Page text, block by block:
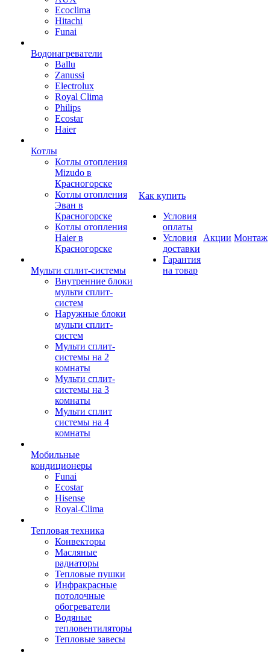
Ecoclima
Hitachi
Funai
Водонагреватели
Ballu
Zanussi
Electrolux
Royal Clima
Philips
Ecostar
Haier
Котлы
Котлы отопления
Mizudo в
Красногорске
Котлы отопления
Эван в
Красногорске
Котлы отопления
Haier в
Красногорске
Мульти сплит-системы
Внутренние блоки
мульти сплит-
систем
Наружные блоки
мульти сплит-
систем
Мульти сплит-
системы на 2
комнаты
Мульти сплит-
системы на 3
комнаты
Мульти сплит
системы на 4
комнаты
Мобильные
кондиционеры
Funai
Ecostar
Hisense
Royal-Clima
Тепловая техника
Конвекторы
Масляные
радиаторы
Тепловые пушки
Инфракрасные
потолочные
обогреватели
Водяные
тепловентиляторы
Тепловые завесы
Как купить
Условия
оплаты
Условия
доставки
Гарантия
на товар
Акции Монтаж